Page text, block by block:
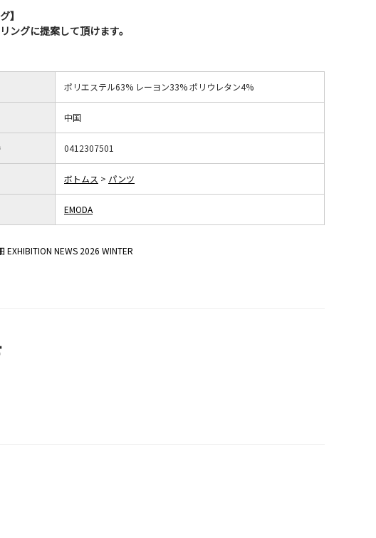
】
ングに提案して頂けます。
ポリエステル63% レーヨン33% ポリウレタン4%
中国
0412307501
ボトムス > パンツ
EMODA